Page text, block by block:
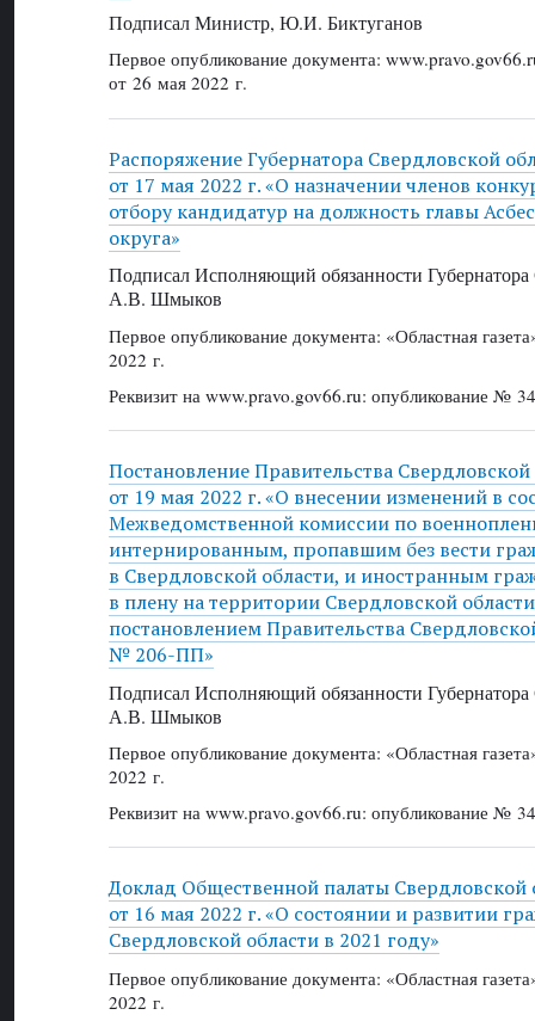
Подписал Министр, Ю.И. Биктуганов
Первое опубликование документа:
от 26 мая 2022 г.
Распоряжение Губернатора Свердловской
от 17 мая 2022 г. «О назначении членов
отбору кандидатур на должность главы
округа»
Подписал Исполняющий обязанности Губернатора
А.В. Шмыков
Первое опубликование документа: «Областная
2022 г.
Реквизит на www.pravo.gov66.ru: опубликование №
Постановление Правительства
от 19 мая 2022 г. «О внесении изменений в
Межведомственной комиссии по
интернированным, пропавшим без вести
в Свердловской области, и иностранным
в плену на территории Свердловской
постановлением Правительства
№ 206-ПП»
Подписал Исполняющий обязанности Губернатора
А.В. Шмыков
Первое опубликование документа: «Областная
2022 г.
Реквизит на www.pravo.gov66.ru: опубликование №
Доклад Общественной палаты Свердловской
от 16 мая 2022 г. «О состоянии и развитии
Свердловской области в 2021 году»
Первое опубликование документа: «Областная
2022 г.